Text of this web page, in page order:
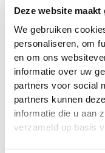
Deze website
We gebruiken
personaliseren, om
en om ons
informatie over uw
partners voor social
partners kunnen
informatie die u aan
verzameld op basis
maat
We brengen
klachten
volledig
en hersteltempo.